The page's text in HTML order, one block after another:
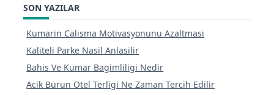
SON YAZILAR
Kumarin Calisma Motivasyonunu Azaltmasi
Kaliteli Parke Nasil Anlasilir
Bahis Ve Kumar Bagimliligi Nedir
Acik Burun Otel Terligi Ne Zaman Tercih Edilir